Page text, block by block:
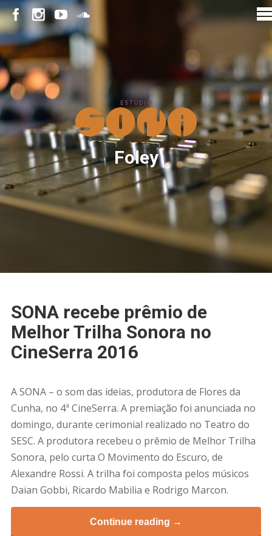
Foley
SONA recebe prêmio de
Melhor Trilha Sonora no
CineSerra 2016
A SONA – o som das ideias, produtora de Flores da
Cunha, no 4ª CineSerra. A premiação foi anunciada no
domingo, durante cerimonial realizado no Teatro do
SESC. A produtora recebeu o prêmio de Melhor Trilha
Sonora, pelo curta O Movimento do Escuro, de
Alexandre Rossi. A trilha foi composta pelos músicos
Daian Gobbi, Ricardo Mabilia e Rodrigo Marcon.
Continue reading →